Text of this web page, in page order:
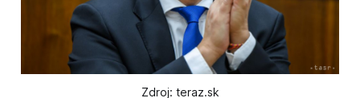
Zdroj: teraz.sk